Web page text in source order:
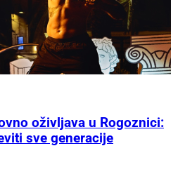
oživljava u Rogoznici:
sve generacije